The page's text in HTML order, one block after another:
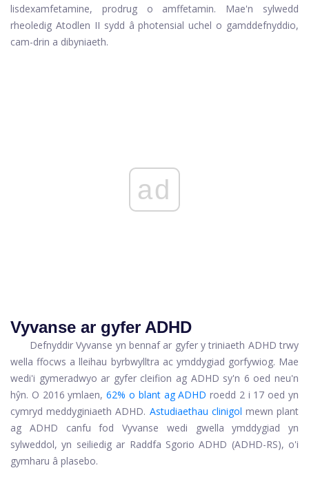
lisdexamfetamine, prodrug o amffetamin. Mae'n sylwedd
rheoledig Atodlen II sydd â photensial uchel o gamddefnyddio,
cam-drin a dibyniaeth.
ad
Vyvanse ar gyfer ADHD
Defnyddir Vyvanse yn bennaf ar gyfer y triniaeth ADHD trwy
wella ffocws a lleihau byrbwylltra ac ymddygiad gorfywiog. Mae
wedi'i gymeradwyo ar gyfer cleifion ag ADHD sy'n 6 oed neu'n
hŷn. O 2016 ymlaen, 62% o blant ag ADHD roedd 2 i 17 oed yn
cymryd meddyginiaeth ADHD. Astudiaethau clinigol mewn plant
ag ADHD canfu fod Vyvanse wedi gwella ymddygiad yn
sylweddol, yn seiliedig ar Raddfa Sgorio ADHD (ADHD-RS), o'i
gymharu â plasebo.